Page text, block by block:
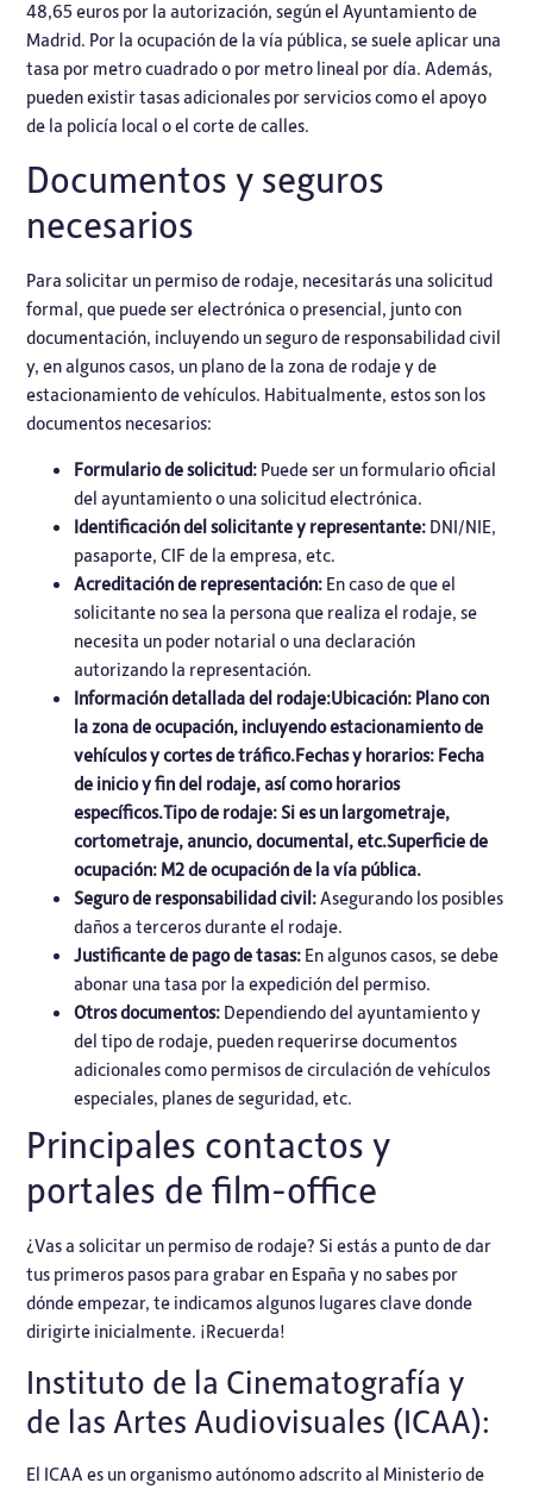
48,65 euros por la autorización,según el Ayuntamiento de
Madrid. Por la ocupación de la vía pública, se suele aplicar una
tasa por metro cuadrado o por metro lineal por día. Además,
pueden existir tasas adicionales por servicios como el apoyo
de la policía local o el corte de calles.
Documentos y seguros
necesarios
Para solicitar un permiso de rodaje, necesitarás una solicitud
formal, que puede ser electrónica o presencial, junto con
documentación, incluyendo un seguro de responsabilidad civil
y, en algunos casos, un plano de la zona de rodaje y de
estacionamiento de vehículos. Habitualmente, estos son los
documentos necesarios:
Formulario de solicitud: Puede ser un formulario oficial
del ayuntamiento o una solicitud electrónica.
Identificación del solicitante y representante: DNI/NIE,
pasaporte, CIF de la empresa, etc.
Acreditación de representación: En caso de que el
solicitante no sea la persona que realiza el rodaje, se
necesita un poder notarial o una declaración
autorizando la representación.
Información detallada del rodaje:Ubicación: Plano con
la zona de ocupación, incluyendo estacionamiento de
vehículos y cortes de tráfico.Fechas y horarios: Fecha
de inicio y fin del rodaje, así como horarios
específicos.Tipo de rodaje: Si es un largometraje,
cortometraje, anuncio, documental, etc.Superficie de
ocupación: M2 de ocupación de la vía pública.
Seguro de responsabilidad civil:Asegurando los posibles
daños a terceros durante el rodaje.
Justificante de pago de tasas: En algunos casos, se debe
abonar una tasa por la expedición del permiso.
Otros documentos: Dependiendo del ayuntamiento y
del tipo de rodaje, pueden requerirse documentos
adicionales como permisos de circulación de vehículos
especiales, planes de seguridad, etc.
Principales contactos y
portales de film-office
¿Vas a solicitar un permiso de rodaje? Si estás a punto de dar
tus primeros pasos para grabar en España y no sabes por
dónde empezar, te indicamos algunos lugares clave donde
dirigirte inicialmente. ¡Recuerda!
Instituto de la Cinematografía y
de las Artes Audiovisuales (ICAA):
El ICAA es un organismo autónomo adscrito al Ministerio de